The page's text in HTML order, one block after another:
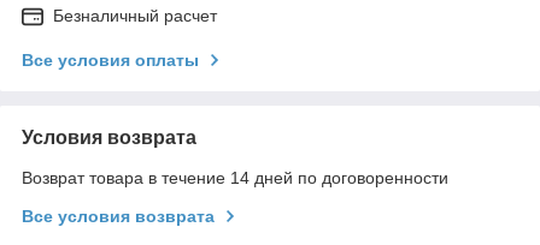
Безналичный расчет
Все условия оплаты
Условия возврата
Возврат товара в течение 14 дней по договоренности
Все условия возврата